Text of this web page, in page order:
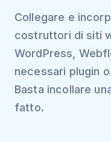
Collegare e
costruttori di siti
WordPress,
necessari plugin
Basta incollare
fatto.